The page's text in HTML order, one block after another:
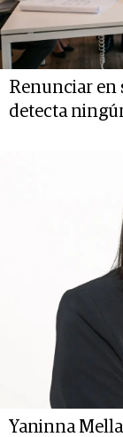
Renunciar en
detecta
Yaninna